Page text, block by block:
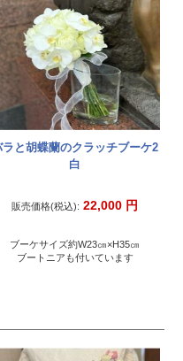
ラと胡蝶蘭のクラッチブーケ2
白
販売価格(税込): 22,000 円
ブーケサイズ約W23㎝×H35㎝
ブートニアも付いています